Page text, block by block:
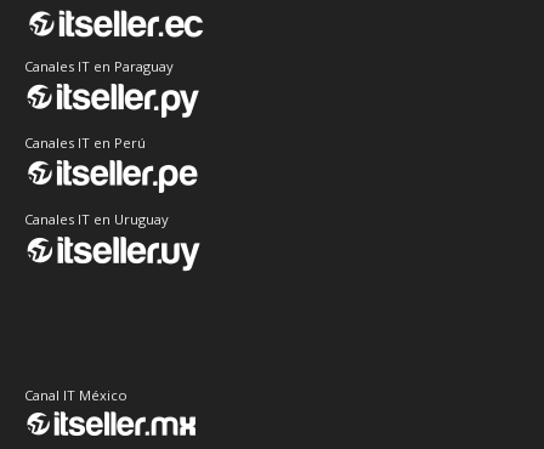
Canales IT en Paraguay
Canales IT en Perú
Canales IT en Uruguay
Canal IT México